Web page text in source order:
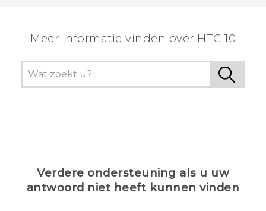
Meer informatie vinden over HTC 10
Verdere ondersteuning als u uw
antwoord niet heeft kunnen vinden